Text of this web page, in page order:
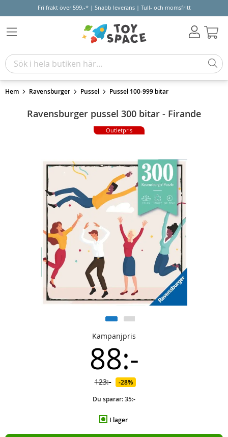
Fri frakt över 599,-* | Snabb leverans | Tull- och momsfritt
Hem Ravensburger Pussel Pussel 100-999 bitar
Ravensburger pussel 300 bitar - Firande
Outletpris
Kampanjpris
88:-
123:-
28%
Du sparar:35:-
I lager